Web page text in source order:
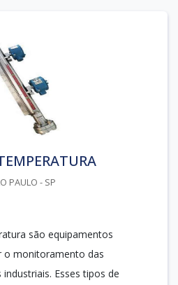
PAULO - SP
são equipamentos
o monitoramento das
Esses tipos de